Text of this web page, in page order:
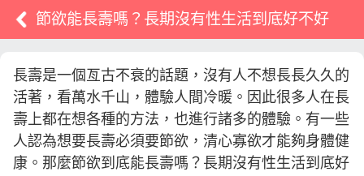
節欲能長壽嗎？長期沒有性生活到底好不好
長壽是一個亙古不衰的話題，沒有人不想長長久久的
活著，看萬水千山，體驗人間冷暖。因此很多人在長
壽上都在想各種的方法，也進行諸多的體驗。有一些
人認為想要長壽必須要節欲，清心寡欲才能夠身體健
康。那麼節欲到底能長壽嗎？長期沒有性生活到底好